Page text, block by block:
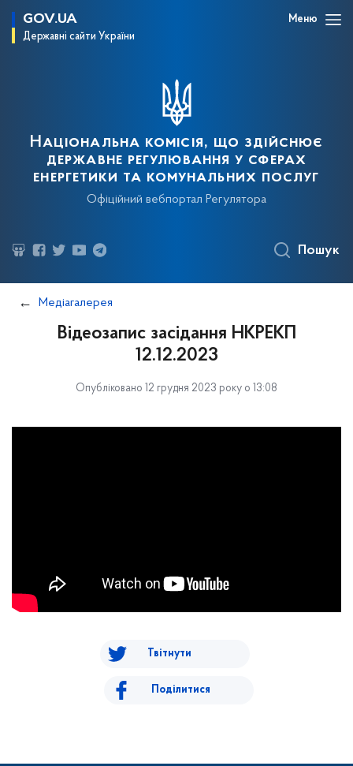
GOV.UA
Державні сайти України
Меню
Національна комісія, що здійснює
державне регулювання у сферах
енергетики та комунальних послуг
Офіційний вебпортал Регулятора
Пошук
Медіагалерея
Відеозапис засідання НКРЕКП
12.12.2023
Опубліковано 12 грудня 2023 року о 13:08
Твітнути
Поділитися